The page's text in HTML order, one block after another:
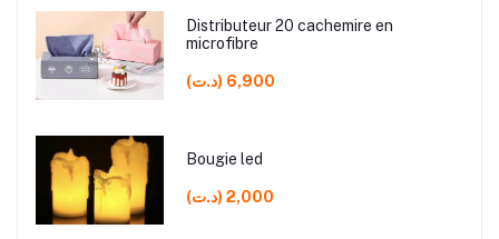
Distributeur 20 cachemire en
microfibre
(د.ت) 6,900
Bougie led
(د.ت) 2,000